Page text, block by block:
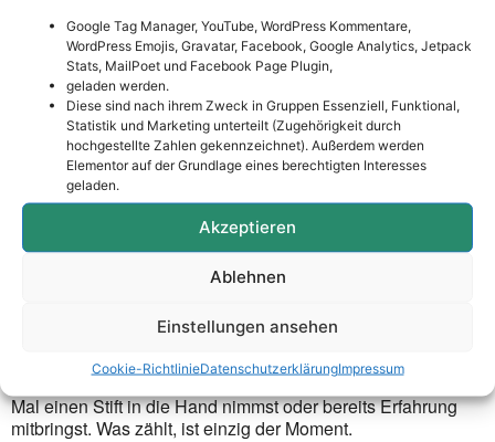
Google Tag Manager, YouTube, WordPress Kommentare,
WordPress Emojis, Gravatar, Facebook, Google Analytics, Jetpack
Stats, MailPoet und Facebook Page Plugin,
geladen werden.
Diese sind nach ihrem Zweck in Gruppen Essenziell, Funktional,
Statistik und Marketing unterteilt (Zugehörigkeit durch
hochgestellte Zahlen gekennzeichnet). Außerdem werden
Elementor auf der Grundlage eines berechtigten Interesses
geladen.
Akzeptieren
Ablehnen
Einstellungen ansehen
Cookie-RichtlinieDatenschutzerklärungImpressum
Zentangle – Yoga mit dem Stift.
Strich für Strich, Muster für Muster entsteht etwas
Einzigartiges. Zentangle ist eine meditative
Zeichenmethode, die Entspannung und Achtsamkeit auf
wunderbare Weise mit Kreativität verbindet. Kein
künstlerisches Vorwissen nötig, nur die Bereitschaft, den
Moment zu spüren und loszulassen.
Sybille Schubert, zertifizierte Zentangle-Lehrerin, führt dich
behutsam durch die Grundlagen dieser besonderen Technik.
In einer ruhigen, einladenden Atmosphäre in der Brooks
Dieser Workshop ist offen für alle, egal ob du zum ersten
Mal einen Stift in die Hand nimmst oder bereits Erfahrung
mitbringst. Was zählt, ist einzig der Moment.